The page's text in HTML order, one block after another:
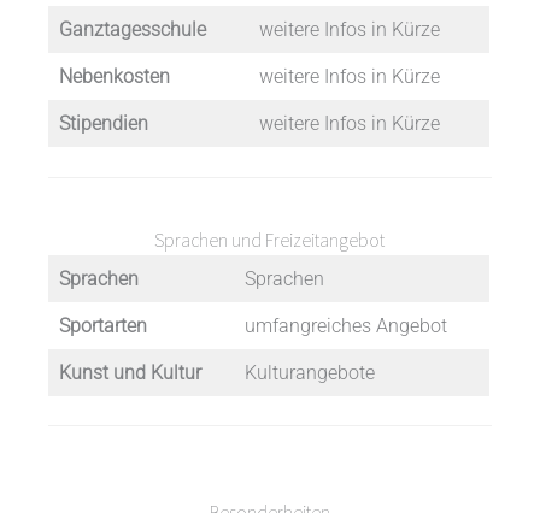
Ganztagesschule weitere Infos in Kürze
Nebenkosten weitere Infos in Kürze
Stipendien weitere Infos in Kürze
Sprachen und Freizeitangebot
Sprachen Sprachen
Sportarten umfangreiches Angebot
Kunst und Kultur Kulturangebote